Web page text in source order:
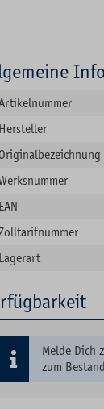
Hersteller
EAN
Lagerart
Melde Dich
zum